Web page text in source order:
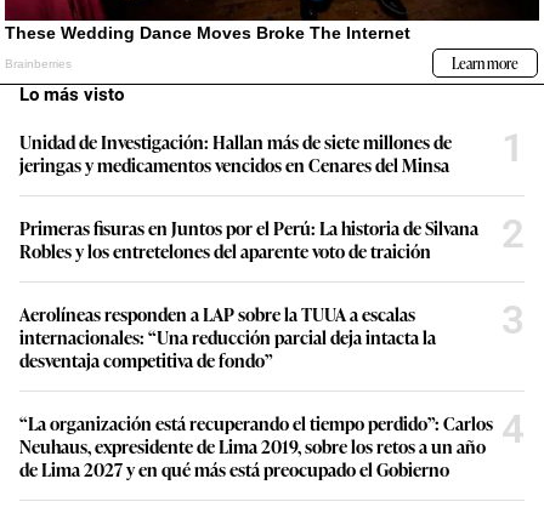
Lo más visto
Unidad de Investigación: Hallan más de siete millones de
jeringas y medicamentos vencidos en Cenares del Minsa
1
Primeras fisuras en Juntos por el Perú: La historia de Silvana
Robles y los entretelones del aparente voto de traición
2
Aerolíneas responden a LAP sobre la TUUA a escalas
internacionales: “Una reducción parcial deja intacta la
desventaja competitiva de fondo”
3
“La organización está recuperando el tiempo perdido”: Carlos
Neuhaus, expresidente de Lima 2019, sobre los retos a un año
de Lima 2027 y en qué más está preocupado el Gobierno
4